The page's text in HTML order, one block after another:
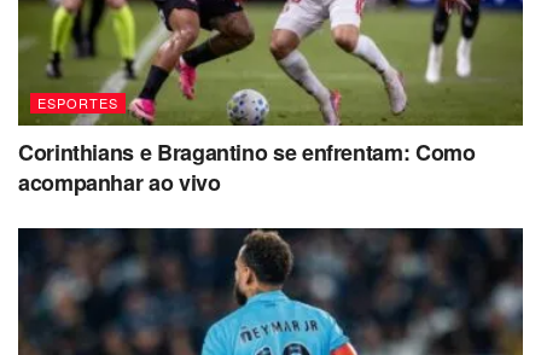
ESPORTES
Corinthians e Bragantino se enfrentam: Como
acompanhar ao vivo